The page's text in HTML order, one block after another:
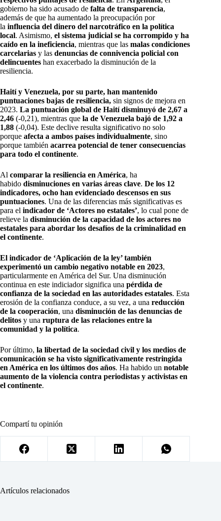
gobierno ha sido acusado de falta de transparencia,
además de que ha aumentado la preocupación por
la influencia del dinero del narcotráfico en la política
local. Asimismo, el sistema judicial se ha corrompido y ha
caído en la ineficiencia, mientras que las malas condiciones
carcelarias y las denuncias de connivencia policial con
delincuentes han exacerbado la disminución de la
resiliencia.
Haití y Venezuela, por su parte, han mantenido
puntuaciones bajas de resiliencia, sin signos de mejora en
2023. La puntuación global de Haití disminuyó de 2,67 a
2,46 (-0,21), mientras que la de Venezuela bajó de 1,92 a
1,88 (-0,04). Este declive resulta significativo no solo
porque afecta a ambos países individualmente, sino
porque también acarrea potencial de tener consecuencias
para todo el continente.
Al comparar la resiliencia en América, ha
habido disminuciones en varias áreas clave. De los 12
indicadores, ocho han evidenciado descensos en sus
puntuaciones. Una de las diferencias más significativas es
para el indicador de ‘Actores no estatales’, lo cual pone de
relieve la disminución de la capacidad de los actores no
estatales para abordar los desafíos de la criminalidad en
el continente.
El indicador de ‘Aplicación de la ley’ también
experimentó un cambio negativo notable en 2023,
particularmente en América del Sur. Una disminución
continua en este indiciador significa una pérdida de
confianza de la sociedad en las autoridades estatales. Esta
erosión de la confianza conduce, a su vez, a una reducción
de la cooperación, una disminución de las denuncias de
delitos y una ruptura de las relaciones entre la
comunidad y la política.
Por último, la libertad de la sociedad civil y los medios de
comunicación se ha visto significativamente restringida
en América en los últimos dos años. Ha habido un notable
aumento de la violencia contra periodistas y activistas en
el continente.
Compartí tu opinión
Artículos relacionados